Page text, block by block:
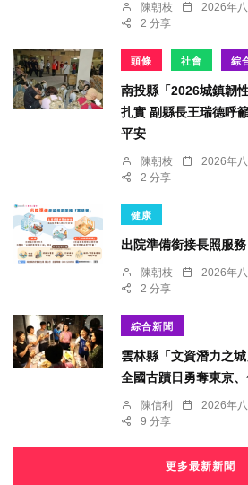
陳朝枝 2026年
2 分享
頭條 社會 綜
南投縣「2026城鎮韌
扎實 副縣長王瑞德呼
平安
陳朝枝 2026年
2 分享
健康
出院準備銜接長照服務
陳朝枝 2026年
2 分享
綜合新聞
雲林縣「文資潛力之
全國古蹟日勇奪東京
陳信利 2026年
9 分享
更多最新新聞